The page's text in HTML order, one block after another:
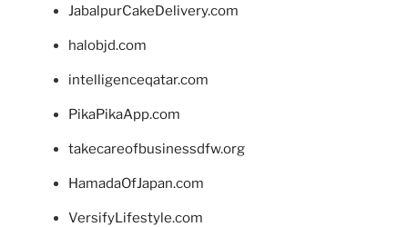
JabalpurCakeDelivery.com
halobjd.com
intelligenceqatar.com
PikaPikaApp.com
takecareofbusinessdfw.org
HamadaOfJapan.com
VersifyLifestyle.com